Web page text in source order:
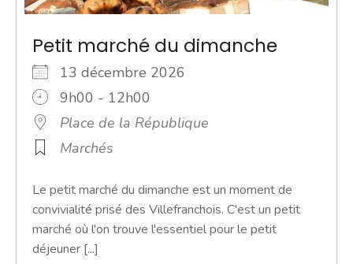
Petit marché du dimanche
13 décembre 2026
9h00 - 12h00
Place de la République
Marchés
Le petit marché du dimanche est un moment de
convivialité prisé des Villefranchois. C'est un petit
marché où l'on trouve l'essentiel pour le petit
déjeuner [...]